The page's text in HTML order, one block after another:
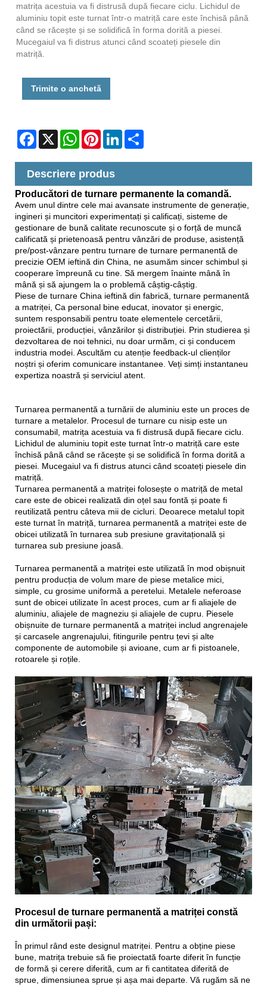
matrița acestuia va fi distrusă după fiecare ciclu. Lichidul de
aluminiu topit este turnat într-o matriță care este închisă până
când se răcește și se solidifică în forma dorită a piesei.
Mucegaiul va fi distrus atunci când scoateți piesele din
matriță.
Trimite o anchetă
Facebook
X WhatsAppPinterestLinkedIn
Descriere produs
Producători de turnare permanente la comandă.
Avem unul dintre cele mai avansate instrumente de generație,
ingineri și muncitori experimentați și calificați, sisteme de
gestionare de bună calitate recunoscute și o forță de muncă
calificată și prietenoasă pentru vânzări de produse, asistență
pre/post-vânzare pentru turnare de turnare permanentă de
precizie OEM ieftină din China, ne asumăm sincer schimbul și
cooperare împreună cu tine. Să mergem înainte mână în
mână și să ajungem la o problemă câștig-câștig.
Piese de turnare China ieftină din fabrică, turnare permanentă
a matriței, Ca personal bine educat, inovator și energic,
suntem responsabili pentru toate elementele cercetării,
proiectării, producției, vânzărilor și distribuției. Prin studierea și
dezvoltarea de noi tehnici, nu doar urmăm, ci și conducem
industria modei. Ascultăm cu atenție feedback-ul clienților
noștri și oferim comunicare instantanee. Veți simți instantaneu
expertiza noastră și serviciul atent.
Turnarea permanentă a turnării de aluminiu este un proces de
turnare a metalelor. Procesul de turnare cu nisip este un
consumabil, matrița acestuia va fi distrusă după fiecare ciclu.
Lichidul de aluminiu topit este turnat într-o matriță care este
închisă până când se răcește și se solidifică în forma dorită a
piesei. Mucegaiul va fi distrus atunci când scoateți piesele din
matriță.
Turnarea permanentă a matriței folosește o matriță de metal
care este de obicei realizată din oțel sau fontă și poate fi
reutilizată pentru câteva mii de cicluri. Deoarece metalul topit
este turnat în matriță, turnarea permanentă a matriței este de
obicei utilizată în turnarea sub presiune gravitațională și
turnarea sub presiune joasă.
Turnarea permanentă a matriței este utilizată în mod obișnuit
pentru producția de volum mare de piese metalice mici,
simple, cu grosime uniformă a peretelui. Metalele neferoase
sunt de obicei utilizate în acest proces, cum ar fi aliajele de
aluminiu, aliajele de magneziu și aliajele de cupru. Piesele
obișnuite de turnare permanentă a matriței includ angrenajele
și carcasele angrenajului, fitingurile pentru țevi și alte
componente de automobile și avioane, cum ar fi pistoanele,
rotoarele și roțile.
Procesul de turnare permanentă a matriței constă
din următorii pași:
În primul rând este designul matriței. Pentru a obține piese
bune, matrița trebuie să fie proiectată foarte diferit în funcție
de formă și cerere diferită, cum ar fi cantitatea diferită de
sprue, dimensiunea sprue și așa mai departe. Vă rugăm să ne